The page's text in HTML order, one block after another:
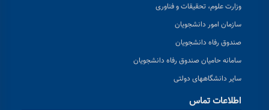
وزارت علوم، تحقیقات و فناوری
سازمان امور دانشجویان
صندوق رفاه دانشجویان
سامانه حامیان صندوق رفاه دانشجویان
سایر دانشگاههای دولتی
اطلاعات تماس